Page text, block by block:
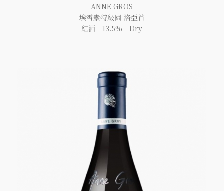
ANNE GROS
埃雪索特級園-洛亞首
紅酒｜13.5%｜Dry